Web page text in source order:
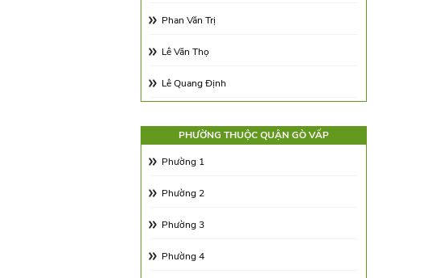
Phan Văn Trị
Lê Văn Thọ
Lê Quang Định
Phan Huy Ích
PHƯỜNG THUỘC QUẬN GÒ VẤP
Phường 1
Phường 2
Phường 3
Phường 4